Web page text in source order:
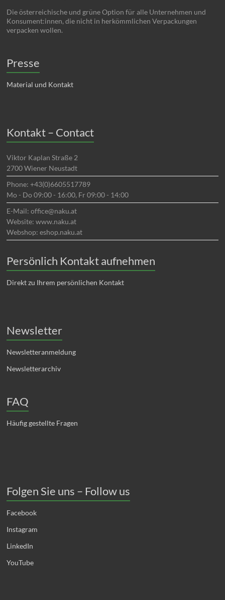
Die österreichische und grüne Option für alle Unternehmen und
Konsument:innen, die nicht in herkömmlichen Verpackungen
verpacken wollen.
Presse
Material und Kontakt
Kontakt – Contact
Viktor Kaplan Straße 2
2700 Wiener Neustadt
Phone: +43(0)6605517789
Mo - Do 09:00 - 16:00, Fr 09:00 - 14:00
E-Mail: office@naku.at
Website: www.naku.at
Webshop: eshop.naku.at
Persönlich Kontakt aufnehmen
Direkt zu Ihrem persönlichen Kontakt
Newsletter
Newsletteranmeldung
Newsletterarchiv
FAQ
Häufig gestellte Fragen
Folgen Sie uns – Follow us
Facebook
Instagram
LinkedIn
YouTube